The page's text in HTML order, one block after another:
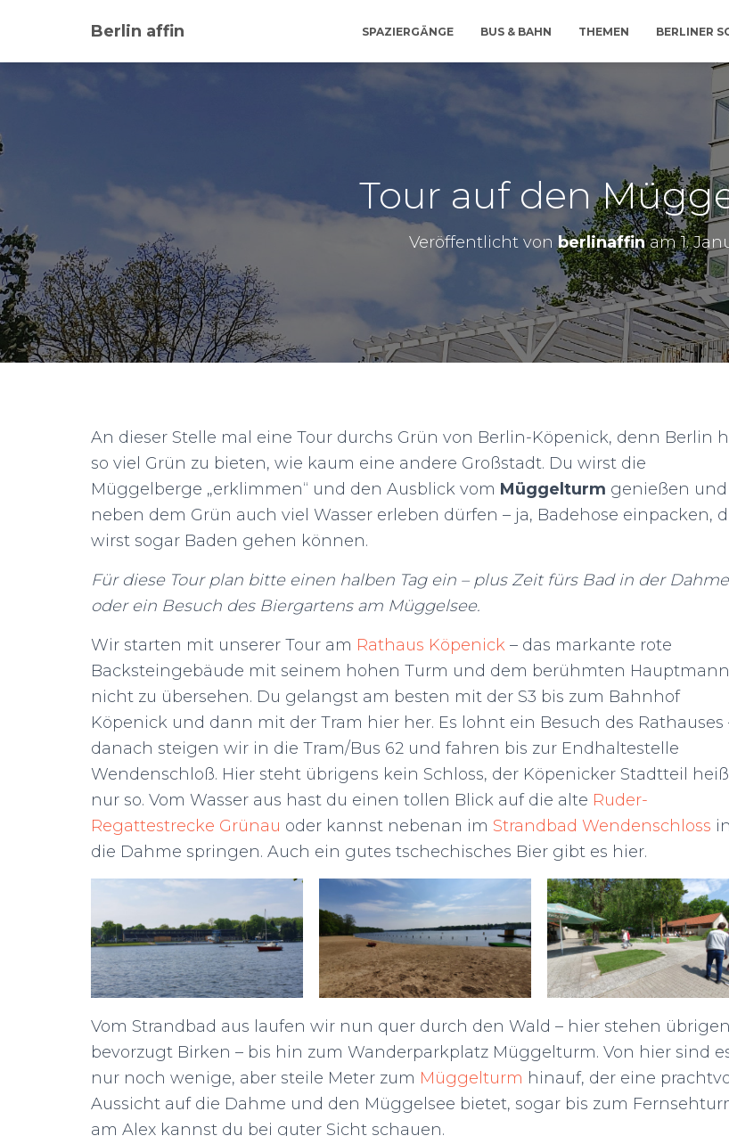
Berlin affin SPAZIERGÄNGE BUS & BAHN THEMEN BERLINER
Tour auf den
Veröffentlicht von berlinaffinam1.
An dieser Stelle mal eine Tour durchs Grün von Berlin-Köpenick, denn Berlin
so viel Grün zu bieten, wie kaum eine andere Großstadt. Du wirst die
Müggelberge „erklimmen“ und den Ausblick vom Müggelturm genießen und
neben dem Grün auch viel Wasser erleben dürfen – ja, Badehose einpacken,
wirst sogar Baden gehen können.
Für diese Tour plan bitte einen halben Tag ein – plus Zeit fürs Bad in der Dahme
oder ein Besuch des Biergartens am Müggelsee.
Wir starten mit unserer Tour am Rathaus Köpenick – das markante rote
Backsteingebäude mit seinem hohen Turm und dem berühmten
nicht zu übersehen. Du gelangst am besten mit der S3 bis zum Bahnhof
Köpenick und dann mit der Tram hier her. Es lohnt ein Besuch des Rathauses
danach steigen wir in die Tram/Bus 62 und fahren bis zur Endhaltestelle
Wendenschloß. Hier steht übrigens kein Schloss, der Köpenicker Stadtteil
nur so. Vom Wasser aus hast du einen tollen Blick auf die alte Ruder-
Regattestrecke Grünau oder kannst nebenan im Strandbad Wendenschloss in
die Dahme springen. Auch ein gutes tschechisches Bier gibt es hier.
Vom Strandbad aus laufen wir nun quer durch den Wald – hier stehen
bevorzugt Birken – bis hin zum Wanderparkplatz Müggelturm. Von hier sind
nur noch wenige, aber steile Meter zum Müggelturm hinauf, der eine
Aussicht auf die Dahme und den Müggelsee bietet, sogar bis zum
am Alex kannst du bei guter Sicht schauen.